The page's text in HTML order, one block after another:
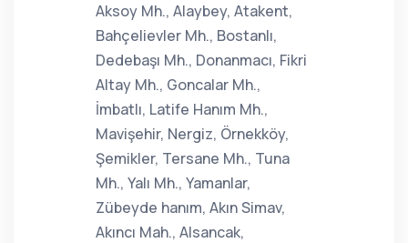
Aksoy Mh., Alaybey, Atakent,
Bahçelievler Mh., Bostanlı,
Dedebaşı Mh., Donanmacı, Fikri
Altay Mh., Goncalar Mh.,
İmbatlı, Latife Hanım Mh.,
Mavişehir, Nergiz, Örnekköy,
Şemikler, Tersane Mh., Tuna
Mh., Yalı Mh., Yamanlar,
Zübeyde hanım, Akın Simav,
Akıncı Mah., Alsancak,